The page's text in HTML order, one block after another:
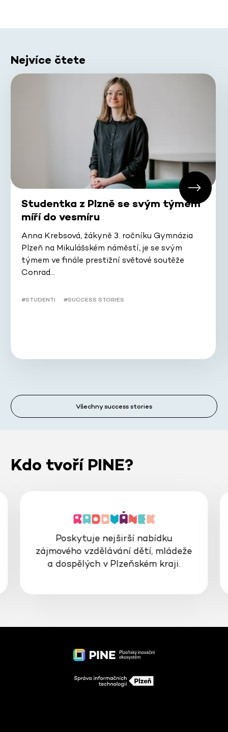
Nejvíce čtete
Studentka z Plzně se svým týmem
míří do vesmíru
Anna Krebsová, žákyně 3. ročníku Gymnázia
Plzeň na Mikulášském náměstí, je se svým
týmem ve finále prestižní světové soutěže
Conrad…
#STUDENTI #SUCCESS STORIES
Všechny success stories
Kdo tvoří PINE?
Poskytuje nejširší nabídku
zájmového vzdělávání dětí, mládeže
a dospělých v Plzeňském kraji.